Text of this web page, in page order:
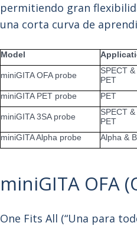
permitiendo gran
una corta curva de
Model
miniGITA OFA probe
SPECT &
PET
miniGITA PET probe PET
miniGITA 3SA probe
SPECT &
PET
miniGITA Alpha probe Alpha &
miniGITA OFA
One Fits All (“Una para